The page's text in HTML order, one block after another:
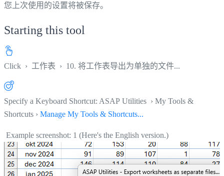
您上次使用的设置将被保存。
Starting this tool
Click › 工作表 › 10. 将工作表导出为单独的文件...
Specify a Keyboard Shortcut: ASAP Utilities › My Tools &
Shortcuts › Manage My Tools & Shortcuts...
Example screenshot: 1 (Here's the English version.)